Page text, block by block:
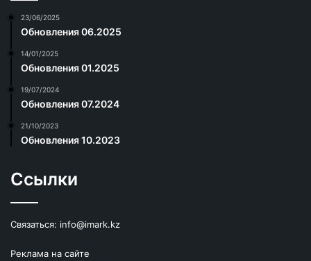
23/06/2025
Обновления 06.2025
14/01/2025
Обновления 01.2025
19/07/2024
Обновления 07.2024
21/10/2023
Обновления 10.2023
Ссылки
Связаться: info@imark.kz
Реклама на сайте